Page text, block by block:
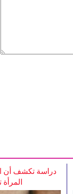
دراسة تكشف أن